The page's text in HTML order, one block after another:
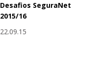
Desafios SeguraNet
2015/16
22.09.15